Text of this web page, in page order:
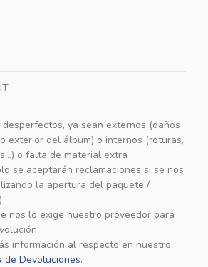
desperfectos, ya sean externos (daños
exterior del álbum) o internos (roturas,
o falta de material extra
se aceptarán reclamaciones si se nos
la apertura del paquete /
nos lo exige nuestro proveedor para
información al respecto en nuestro
de Devoluciones.